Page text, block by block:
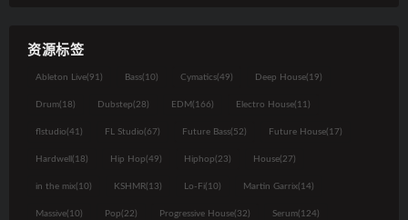
资源标签
Ableton Live(91) Bass(10) Cymatics(49) Deep House(19)
Drum(18) Dubstep(28) EDM(166) Electro House(11)
flstudio(41) FL Studio(67) Future Bass(52) Future House(17)
Hardwell (18) Hip Hop(49) Hiphop(23) House(27)
in the mix(10) KSHMR(13) Lo-Fi(10) Martin Garrix(14)
Massive(10) Pop(22) Progressive House(32) Serum(124)